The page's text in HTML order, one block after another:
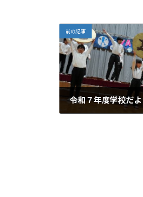
前の記事
令和７年度学校だ